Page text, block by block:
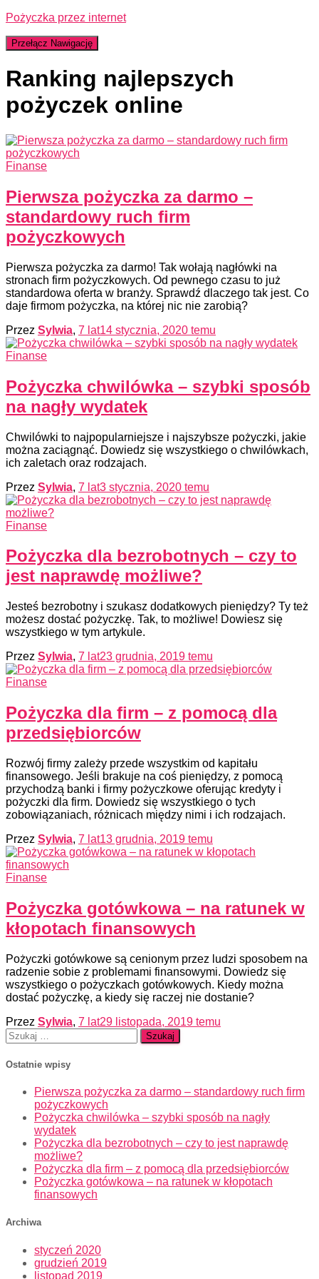
Pożyczka przez internet
Przełącz Nawigację
Ranking najlepszych
pożyczek online
Finanse
Pierwsza pożyczka za darmo –
standardowy ruch firm
pożyczkowych
Pierwsza pożyczka za darmo! Tak wołają nagłówki na
stronach firm pożyczkowych. Od pewnego czasu to już
standardowa oferta w branży. Sprawdź dlaczego tak jest. Co
daje firmom pożyczka, na której nic nie zarobią?
Przez Sylwia, 7 lat14 stycznia, 2020 temu
Finanse
Pożyczka chwilówka – szybki sposób
na nagły wydatek
Chwilówki to najpopularniejsze i najszybsze pożyczki, jakie
można zaciągnąć. Dowiedz się wszystkiego o chwilówkach,
ich zaletach oraz rodzajach.
Przez Sylwia, 7 lat3 stycznia, 2020 temu
Finanse
Pożyczka dla bezrobotnych – czy to
jest naprawdę możliwe?
Jesteś bezrobotny i szukasz dodatkowych pieniędzy? Ty też
możesz dostać pożyczkę. Tak, to możliwe! Dowiesz się
wszystkiego w tym artykule.
Przez Sylwia, 7 lat23 grudnia, 2019 temu
Finanse
Pożyczka dla firm – z pomocą dla
przedsiębiorców
Rozwój firmy zależy przede wszystkim od kapitału
finansowego. Jeśli brakuje na coś pieniędzy, z pomocą
przychodzą banki i firmy pożyczkowe oferując kredyty i
pożyczki dla firm. Dowiedz się wszystkiego o tych
zobowiązaniach, różnicach między nimi i ich rodzajach.
Przez Sylwia, 7 lat13 grudnia, 2019 temu
Finanse
Pożyczka gotówkowa – na ratunek w
kłopotach finansowych
Pożyczki gotówkowe są cenionym przez ludzi sposobem na
radzenie sobie z problemami finansowymi. Dowiedz się
wszystkiego o pożyczkach gotówkowych. Kiedy można
dostać pożyczkę, a kiedy się raczej nie dostanie?
Przez Sylwia, 7 lat29 listopada, 2019 temu
Szukaj:
Ostatnie wpisy
Pierwsza pożyczka za darmo – standardowy ruch firm
pożyczkowych
Pożyczka chwilówka – szybki sposób na nagły
wydatek
Pożyczka dla bezrobotnych – czy to jest naprawdę
możliwe?
Pożyczka dla firm – z pomocą dla przedsiębiorców
Pożyczka gotówkowa – na ratunek w kłopotach
finansowych
Archiwa
styczeń 2020
grudzień 2019
listopad 2019